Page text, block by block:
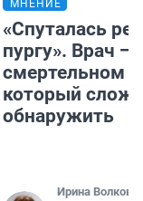
МНЕНИЕ
«Спуталась
пургу». Врач —
смертельном
который
обнаружить
Ирина Волкова